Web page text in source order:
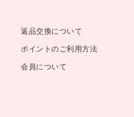
返品交換について
ポイントのご利用方法
会員について